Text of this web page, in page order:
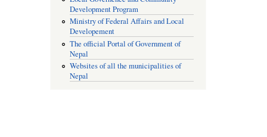
Development Program
Ministry of Federal Affairs and Local
Developement
The official Portal of Government of
Nepal
Websites of all the municipalities of
Nepal